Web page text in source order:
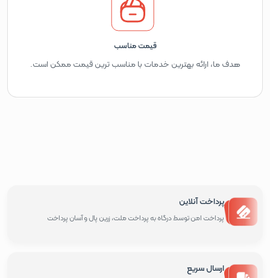
قیمت مناسب
هدف ما، ارائه بهترین خدمات با مناسب ترین قیمت ممکن است.
پرداخت آنلاین
پرداخت امن توسط درگاه به پرداخت ملت، زرین پال و آسان پرداخت
ارسال سریع